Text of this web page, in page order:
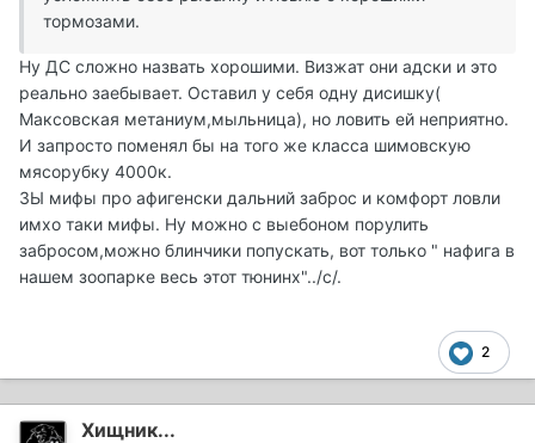
тормозами.
Ну ДС сложно назвать хорошими. Визжат они адски и это
реально заебывает. Оставил у себя одну дисишку(
Максовская метаниум,мыльница), но ловить ей неприятно.
И запросто поменял бы на того же класса шимовскую
мясорубку 4000к.
ЗЫ мифы про афигенски дальний заброс и комфорт ловли
имхо таки мифы. Ну можно с выебоном порулить
забросом,можно блинчики попускать, вот только " нафига в
нашем зоопарке весь этот тюнинх"../с/.
2
Хищник...